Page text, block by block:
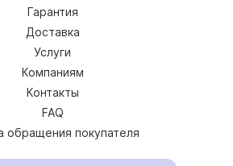
Гарантия
Доставка
Услуги
Компаниям
Контакты
FAQ
обращения покупателя